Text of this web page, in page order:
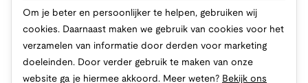
Om je beter en persoonlijker te helpen, gebruiken wij
cookies. Daarnaast maken we gebruik van cookies voor het
verzamelen van informatie door derden voor marketing
doeleinden. Door verder gebruik te maken van onze
website ga je hiermee akkoord. Meer weten? Bekijk ons